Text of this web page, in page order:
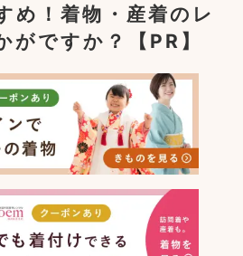
め！着物・産着のレ
がですか？【PR】